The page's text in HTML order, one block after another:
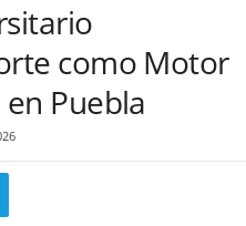
como Motor
Puebla